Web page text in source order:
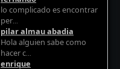
lo complicado es encontrar
per...
pilar almau abadia
Hola alguien sabe como
hacer c...
enrique